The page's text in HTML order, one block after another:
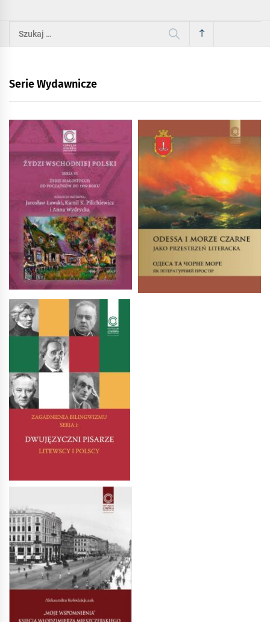
Szukaj:
Serie Wydawnicze